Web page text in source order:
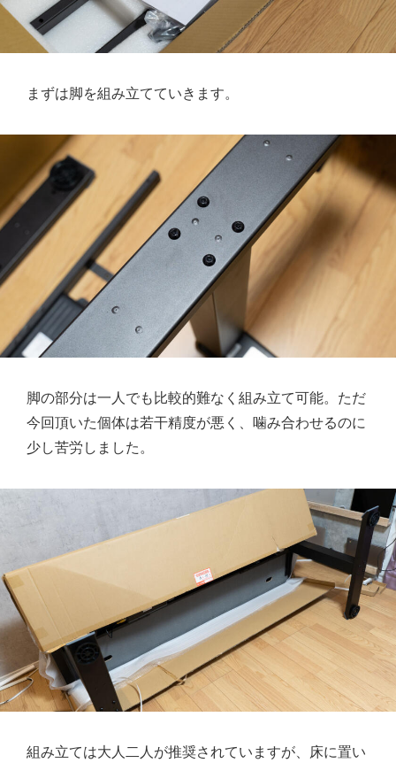
まずは脚を組み立てていきます。
脚の部分は一人でも比較的難なく組み立て可能。ただ
今回頂いた個体は若干精度が悪く、噛み合わせるのに
少し苦労しました。
組み立ては大人二人が推奨されていますが、床に置い